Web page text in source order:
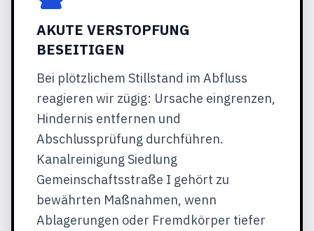
AKUTE VERSTOPFUNG
BESEITIGEN
Bei plötzlichem Stillstand im Abfluss
reagieren wir zügig: Ursache eingrenzen,
Hindernis entfernen und
Abschlussprüfung durchführen.
Kanalreinigung Siedlung
Gemeinschaftsstraße I gehört zu
bewährten Maßnahmen, wenn
Ablagerungen oder Fremdkörper tiefer